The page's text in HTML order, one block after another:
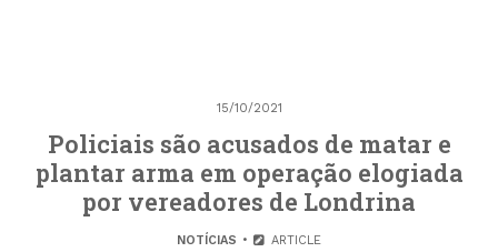
15/10/2021
Policiais são acusados de matar e
plantar arma em operação elogiada
por vereadores de Londrina
NOTÍCIAS ARTICLE